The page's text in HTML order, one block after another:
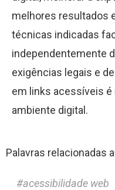
melhores resultados
técnicas indicadas
independentemente
exigências legais e
em links acessíveis
ambiente digital.
Palavras relacionadas
acessibilidade web